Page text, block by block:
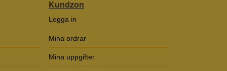
Kundzon
Logga in
Mina ordrar
Mina uppgifter